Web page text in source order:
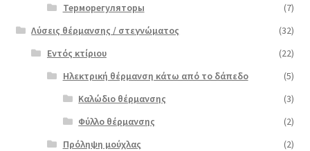
Терморегуляторы
(7)
Λύσεις θέρμανσης / στεγνώματος
(32)
Εντός κτίριου
(22)
Ηλεκτρική θέρμανση κάτω από το δάπεδο
(5)
Καλώδιο θέρμανσης
(3)
Φύλλο θέρμανσης
(2)
Πρόληψη μούχλας
(2)